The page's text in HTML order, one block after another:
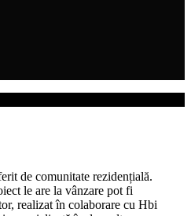
de comunitate rezidențială.
le are la vânzare pot fi
realizat în colaborare cu Hbi